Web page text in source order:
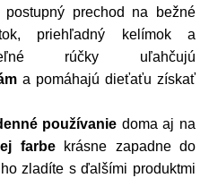
prechod na bežné
priehľadný kelímok a
rúčky uľahčujú
a pomáhajú dieťaťu získať
používanie doma aj na
farbekrásne zapadne do
zladíte s ďalšími produktmi